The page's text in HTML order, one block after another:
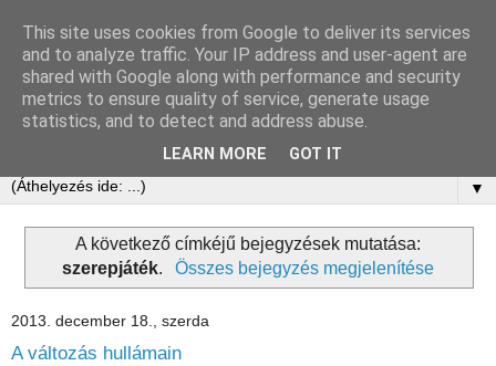
Ringatóterápia
Tovi Browning: The Power of Softness - Holistic Pulsing
▼
A következő címkéjű bejegyzések mutatása:
szerepjáték. Összes bejegyzés megjelenítése
2013. december 18., szerda
A változás hullámain
This site uses cookies from Google to deliver its services
and to analyze traffic. Your IP address and user-agent are
shared with Google along with performance and security
metrics to ensure quality of service, generate usage
statistics, and to detect and address abuse.
LEARN MORE GOT IT